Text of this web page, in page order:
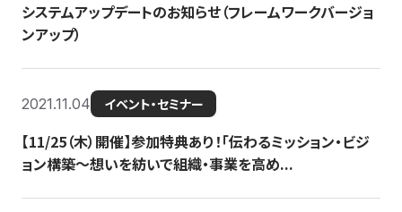
システムアップデートのお知らせ（フレームワークバージョ
ンアップ）
2021.11.04 イベント・セミナー
【11/25（木）開催】参加特典あり！「伝わるミッション・ビジ
ョン構築〜想いを紡いで組織・事業を高め...